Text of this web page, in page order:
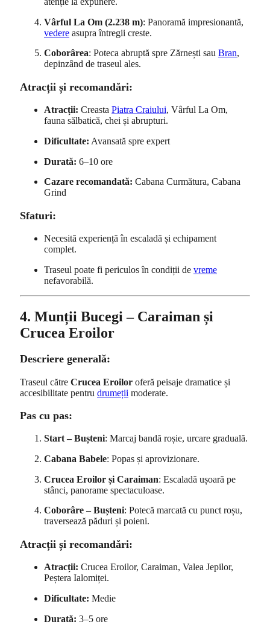
Vârful La Om (2.238 m): Panoramă impresionantă,
vedere asupra întregii creste.
Coborârea: Poteca abruptă spre Zărnești sau Bran,
depinzând de traseul ales.
Atracții și recomandări:
Atracții: Creasta Piatra Craiului, Vârful La Om,
fauna sălbatică, chei și abrupturi.
Dificultate: Avansată spre expert
Durată: 6–10 ore
Cazare recomandată: Cabana Curmătura, Cabana
Grind
Sfaturi:
Necesită experiență în escaladă și echipament
complet.
Traseul poate fi periculos în condiții de vreme
nefavorabilă.
4. Munții Bucegi – Caraiman și
Crucea Eroilor
Descriere generală:
Traseul către Crucea Eroilor oferă peisaje dramatice și
accesibilitate pentru drumeții moderate.
Pas cu pas:
Start – Bușteni: Marcaj bandă roșie, urcare graduală.
Cabana Babele: Popas și aprovizionare.
Crucea Eroilor și Caraiman: Escaladă ușoară pe
stânci, panorame spectaculoase.
Coborâre – Bușteni: Potecă marcată cu punct roșu,
traversează păduri și poieni.
Atracții și recomandări:
Atracții: Crucea Eroilor, Caraiman, Valea Jepilor,
Peștera Ialomiței.
Dificultate: Medie
Durată: 3–5 ore